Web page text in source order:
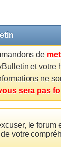
de
et votre
ne
sera pas
le forum
votre